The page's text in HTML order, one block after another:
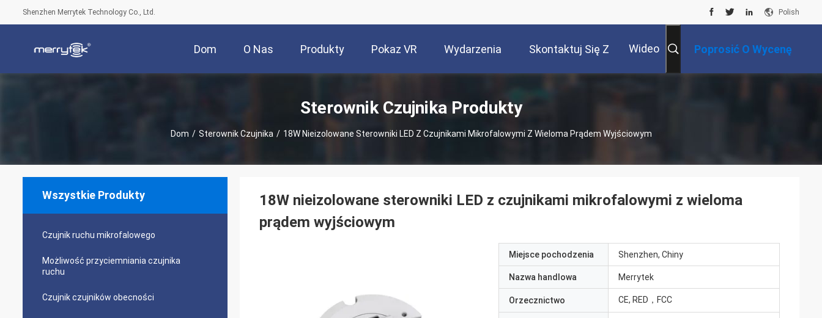
Shenzhen Merrytek Technology Co., Ltd. Polish
Dom O Nas Produkty Pokaz VR Wydarzenia Skontaktuj Się Z Wideo Poprosić O Wycenę
Sterownik Czujnika Produkty
Dom / Sterownik Czujnika / 18W Nieizolowane Sterowniki LED Z Czujnikami Mikrofalowymi Z Wieloma Prądem Wyjściowym
Wszystkie Produkty
Czujnik ruchu mikrofalowego
Możliwość przyciemniania czujnika
ruchu
Czujnik czujników obecności
18W nieizolowane sterowniki LED z czujnikami mikrofalowymi z wieloma
prądem wyjściowym
Miejsce pochodzenia Shenzhen, Chiny
Nazwa handlowa Merrytek
Orzecznictwo CE, RED，FCC